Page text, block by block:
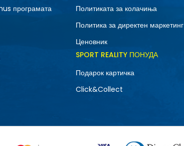
програмата
Политиката за колачиња
Политика за директен маркетинг
Ценовник
SPORT REALITY ПОНУДА
Подарок картичка
Click&Collect